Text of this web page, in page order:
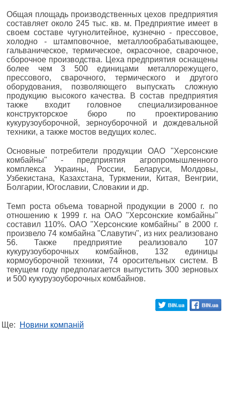
Общая площадь производственных цехов предприятия
составляет около 245 тыс. кв. м. Предприятие имеет в
своем составе чугунолитейное, кузнечно - прессовое,
холодно - штамповочное, металлообрабатывающее,
гальваническое, термическое, окрасочное, сварочное,
сборочное производства. Цеха предприятия оснащены
более чем 3 500 единицами металлорежущего,
прессового, сварочного, термического и другого
оборудования, позволяющего выпускать сложную
продукцию высокого качества. В состав предприятия
также входит головное специализированное
конструкторское бюро по проектированию
кукурузоуборочной, зерноуборочной и дождевальной
техники, а также мостов ведущих колес.
Основные потребители продукции ОАО "Херсонские
комбайны" - предприятия агропромышленного
комплекса Украины, России, Беларуси, Молдовы,
Узбекистана, Казахстана, Туркмении, Китая, Венгрии,
Болгарии, Югославии, Словакии и др.
Темп роста объема товарной продукции в 2000 г. по
отношению к 1999 г. на ОАО "Херсонские комбайны"
составил 110%. ОАО "Херсонские комбайны" в 2000 г.
произвело 74 комбайна "Славутич", из них реализовано
56. Также предприятие реализовало 107
кукурузоуборочных комбайнов, 132 единицы
кормоуборочной техники, 74 оросительных систем. В
текущем году предполагается выпустить 300 зерновых
и 500 кукурузоуборочных комбайнов.
Ще: Новини компаній